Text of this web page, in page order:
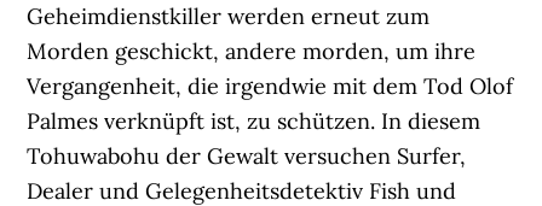
Geheimdienstkiller werden erneut zum
Morden geschickt, andere morden, um ihre
Vergangenheit, die irgendwie mit dem Tod Olof
Palmes verknüpft ist, zu schützen. In diesem
Tohuwabohu der Gewalt versuchen Surfer,
Dealer und Gelegenheitsdetektiv Fish und